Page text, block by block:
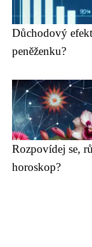
Důchodový
peněženku?
Rozpovídej se,
horoskop?